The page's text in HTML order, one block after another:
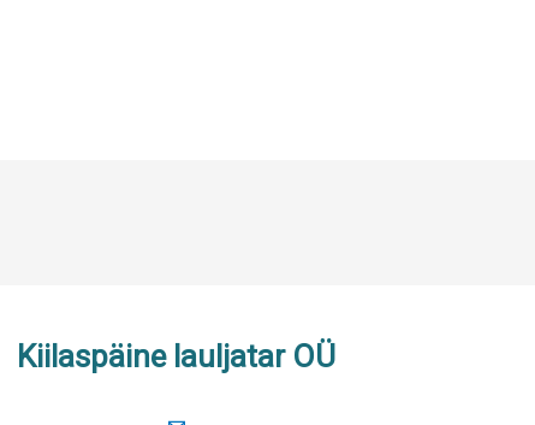
Kiilaspäine lauljatar OÜ